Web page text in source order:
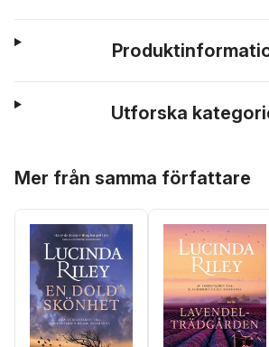
Utforska
Mer från samma författare